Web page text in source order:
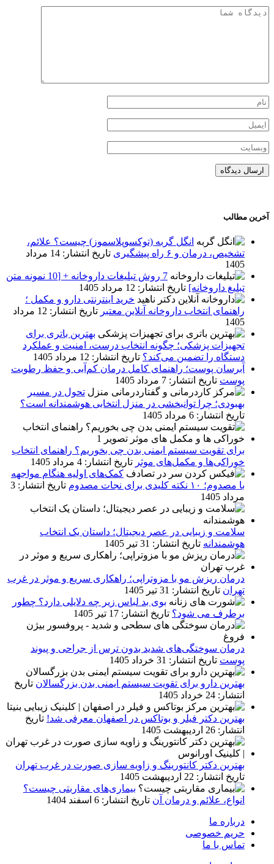
آخرین مطالب
انگل گربه (توکسوپلاسموز) چیست؟ علائم،
تشخیص، درمان و ۶ راه‌ پیشگیری
تاریخ انتشار: 14 مرداد
1405
7 روش تبلیغات داروخانه + [10 نمونه متن
تبلیغ داروخانه] تاریخ انتشار: 12 مرداد 1405
خرید اینترنتی دارو و مکمل ؛
راهنمای انتخاب داروخانه آنلاین معتبر
تاریخ انتشار: 12 مرداد
1405
بهترین باتری برای
تجهیزات پزشکی؛ چگونه انتخاب درست، امنیت و عملکرد
دستگاه را تضمین می‌کند؟ تاریخ انتشار: 12 مرداد 1405
آبرسان پوست؛ راهنمای کامل درمان کم‌آبی و حفظ رطوبت
پوست تاریخ انتشار: 7 مرداد 1405
تحول در مسیر
بهبودی؛ چرا توانبخشی در منزل انتخابی هوشمندانه است؟
تاریخ انتشار: 6 مرداد 1405
برای تقویت سیستم ایمنی بدن چی بخوریم؟ راهنمای انتخاب
خوراکی‌ها و مکمل‌های موثر تاریخ انتشار: 4 مرداد 1405
کمک‌های اولیه هنگام مواجهه
با مصدوم؛ ۱۰ نکته کلیدی برای نجات‌ مصدوم
تاریخ انتشار: 3
مرداد 1405
سلامت و زیبایی در عصر دیجیتال؛ داستان یک انتخاب
هوشمندانه تاریخ انتشار: 31 تیر 1405
درمان ریزش مو با مزوتراپی؛ راهکاری سریع و موثر در غرب
تهران تاریخ انتشار: 31 تیر 1405
بوی بد لباس زیر چه دلایلی دارد؟ چطور
برطرف می شود؟ تاریخ انتشار: 17 تیر 1405
درمان سوختگی‌های شدید بدون ترس از جراحی و پیوند
پوست تاریخ انتشار: 31 خرداد 1405
بهترین دارو برای تقویت سیستم ایمنی بدن بزرگسالان تاریخ
انتشار: 24 خرداد 1405
بهترین دکتر فیلر و بوتاکس در اصفهان معرفی شد! تاریخ
انتشار: 26 اردیبهشت 1405
بهترین دکتر کانتورینگ و زاویه سازی صورت در غرب تهران
تاریخ انتشار: 22 اردیبهشت 1405
بیماری‌های مقاربتی چیست؟
انواع، علائم و درمان آن تاریخ انتشار: 6 اسفند 1404
درباره ما
حریم خصوصی
تماس با ما